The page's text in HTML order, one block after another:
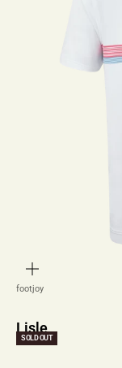
footjoy
Lisle
SOLD OUT